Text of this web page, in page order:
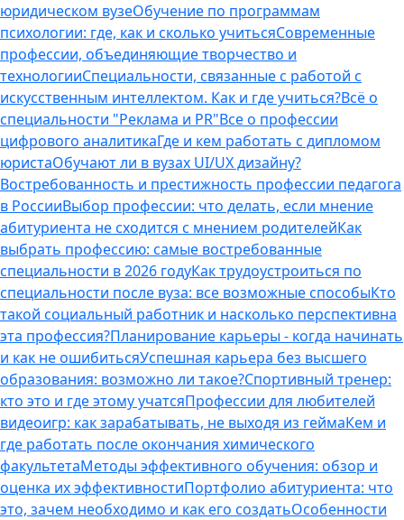
юридическом вузеОбучение по программам
психологии: где, как и сколько учитьсяСовременные
профессии, объединяющие творчество и
технологииСпециальности, связанные с работой с
искусственным интеллектом. Как и где учиться?Всё о
специальности "Реклама и PR"Все о профессии
цифрового аналитикаГде и кем работать с дипломом
юристаОбучают ли в вузах UI/UX дизайну?
Востребованность и престижность профессии педагога
в РоссииВыбор профессии: что делать, если мнение
абитуриента не сходится с мнением родителейКак
выбрать профессию: самые востребованные
специальности в 2026 годуКак трудоустроиться по
специальности после вуза: все возможные способыКто
такой социальный работник и насколько перспективна
эта профессия?Планирование карьеры - когда начинать
и как не ошибитьсяУспешная карьера без высшего
образования: возможно ли такое?Спортивный тренер:
кто это и где этому учатсяПрофессии для любителей
видеоигр: как зарабатывать, не выходя из геймаКем и
где работать после окончания химического
факультетаМетоды эффективного обучения: обзор и
оценка их эффективностиПортфолио абитуриента: что
это, зачем необходимо и как его создатьОсобенности